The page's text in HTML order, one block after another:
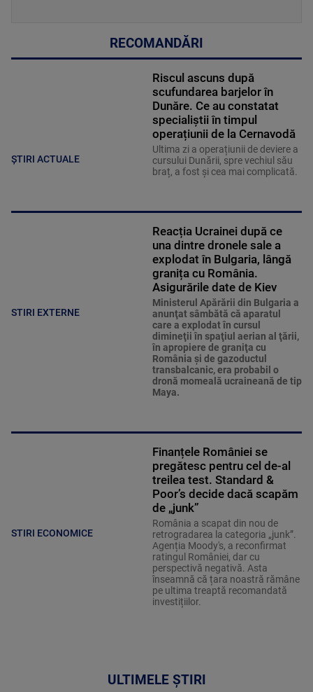
RECOMANDĂRI
ȘTIRI ACTUALE
Riscul ascuns după
scufundarea barjelor în
Dunăre. Ce au constatat
specialiștii în timpul
operațiunii de la Cernavodă
Ultima zi a operațiunii de deviere a
cursului Dunării, spre vechiul său
braț, a fost și cea mai complicată.
STIRI EXTERNE
Reacția Ucrainei după ce
una dintre dronele sale a
explodat în Bulgaria, lângă
granița cu România.
Asigurările date de Kiev
Ministerul Apărării din Bulgaria a
anunţat sâmbătă că aparatul
care a explodat în cursul
dimineţii în spaţiul aerian al ţării,
în apropiere de graniţa cu
România şi de gazoductul
transbalcanic, era probabil o
dronă momeală ucraineană de tip
Maya.
STIRI ECONOMICE
Finanțele României se
pregătesc pentru cel de-al
treilea test. Standard &
Poor’s decide dacă scapăm
de „junk”
România a scapat din nou de
retrogradarea la categoria „junk”.
Agenția Moody's, a reconfirmat
ratingul României, dar cu
perspectivă negativă. Asta
înseamnă că țara noastră rămâne
pe ultima treaptă recomandată
investițiilor.
ULTIMELE ȘTIRI